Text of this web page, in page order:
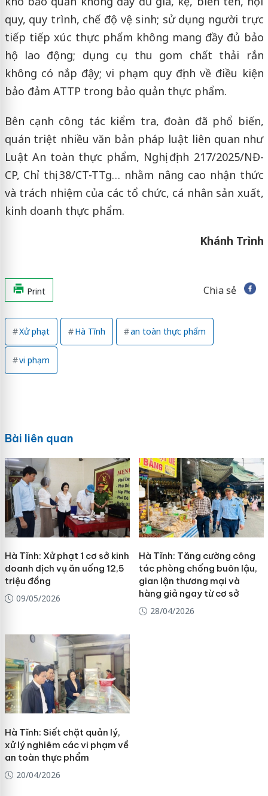
quy, quy trình, chế độ vệ sinh; sử dụng người trực
tiếp tiếp xúc thực phẩm không mang đầy đủ bảo
hộ lao động; dụng cụ thu gom chất thải rắn
không có nắp đậy; vi phạm quy định về điều kiện
bảo đảm ATTP trong bảo quản thực phẩm.
Bên cạnh công tác kiểm tra, đoàn đã phổ biến,
quán triệt nhiều văn bản pháp luật liên quan như
Luật An toàn thực phẩm, Nghị định 217/2025/NĐ-
CP, Chỉ thị 38/CT-TTg… nhằm nâng cao nhận thức
và trách nhiệm của các tổ chức, cá nhân sản xuất,
kinh doanh thực phẩm.
Khánh Trình
Print Chia sẻ
Xử phạt Hà Tĩnh an toàn thực phẩm
vi phạm
Bài liên quan
Hà Tĩnh: Xử phạt 1 cơ sở kinh
doanh dịch vụ ăn uống 12,5
triệu đồng
09/05/2026
Hà Tĩnh: Tăng cường công
tác phòng chống buôn lậu,
gian lận thương mại và
hàng giả ngay từ cơ sở
28/04/2026
Hà Tĩnh: Siết chặt quản lý,
xử lý nghiêm các vi phạm về
an toàn thực phẩm
20/04/2026